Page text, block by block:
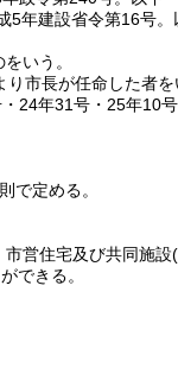
5年建設省令第16号
いう。
市長が任命した者を
24年31号・25年10
で定める。
営住宅及び共同施設
できる。